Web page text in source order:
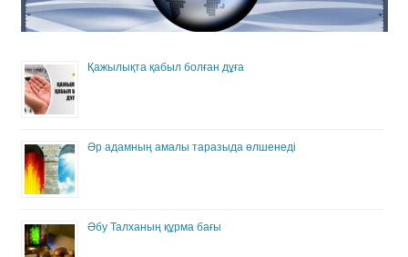
Қажылықта қабыл болған дұға
Әр адамның амалы таразыда өлшенеді
Әбу Талханың құрма бағы